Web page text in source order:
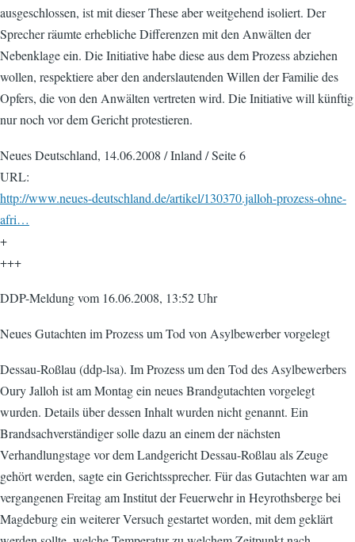
ausgeschlossen, ist mit dieser These aber weitgehend isoliert. Der
Sprecher räumte erhebliche Differenzen mit den Anwälten der
Nebenklage ein. Die Initiative habe diese aus dem Prozess abziehen
wollen, respektiere aber den anderslautenden Willen der Familie des
Opfers, die von den Anwälten vertreten wird. Die Initiative will künftig
nur noch vor dem Gericht protestieren.
Neues Deutschland, 14.06.2008 / Inland / Seite 6
URL:
http://www.neues-deutschland.de/artikel/130370.jalloh-prozess-ohne-
afri…
+
+++
DDP-Meldung vom 16.06.2008, 13:52 Uhr
Neues Gutachten im Prozess um Tod von Asylbewerber vorgelegt
Dessau-Roßlau (ddp-lsa). Im Prozess um den Tod des Asylbewerbers
Oury Jalloh ist am Montag ein neues Brandgutachten vorgelegt
wurden. Details über dessen Inhalt wurden nicht genannt. Ein
Brandsachverständiger solle dazu an einem der nächsten
Verhandlungstage vor dem Landgericht Dessau-Roßlau als Zeuge
gehört werden, sagte ein Gerichtssprecher. Für das Gutachten war am
vergangenen Freitag am Institut der Feuerwehr in Heyrothsberge bei
Magdeburg ein weiterer Versuch gestartet worden, mit dem geklärt